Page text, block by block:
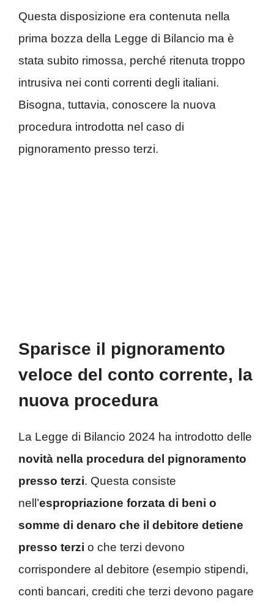
Questa disposizione era contenuta nella
prima bozza della Legge di Bilancio ma è
stata subito rimossa, perché ritenuta troppo
intrusiva nei conti correnti degli italiani.
Bisogna, tuttavia, conoscere la nuova
procedura introdotta nel caso di
pignoramento presso terzi.
Sparisce il pignoramento
veloce del conto corrente, la
nuova procedura
La Legge di Bilancio 2024 ha introdotto delle
novità nella procedura del pignoramento
presso terzi. Questa consiste
nell’espropriazione forzata di beni o
somme di denaro che il debitore detiene
presso terzi o che terzi devono
corrispondere al debitore (esempio stipendi,
conti bancari, crediti che terzi devono pagare